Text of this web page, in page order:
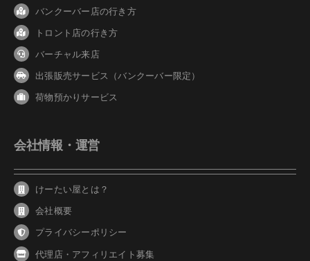
バンクーバー 店の行き方
トロント店の行き方
バーチャル来店
出張販売サービス（バンクーバー限定）
荷物預かりサービス
会社情報・運営
けーたい屋とは？
会社概要
プライバシーポリシー
代理店・アフィリエイト募集